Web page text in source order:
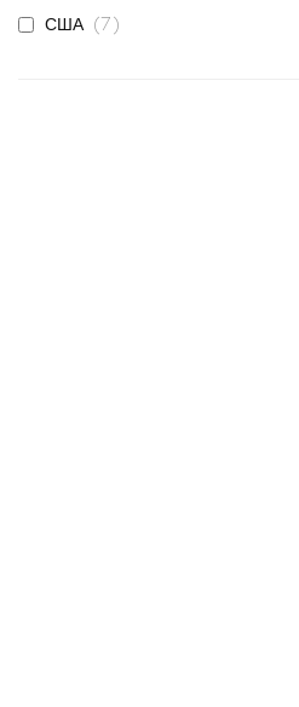
США 7елементи